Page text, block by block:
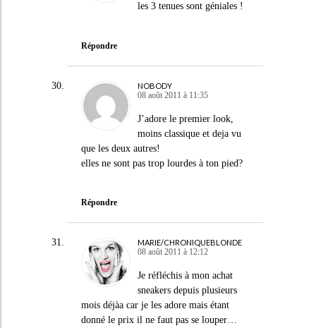
les 3 tenues sont géniales !
Répondre
NOBODY
08 août 2011 à 11:35
J’adore le premier look,
moins classique et deja vu
que les deux autres!
elles ne sont pas trop lourdes à ton pied?
Répondre
MARIE/CHRONIQUEBLONDE
08 août 2011 à 12:12
Je réfléchis à mon achat
sneakers depuis plusieurs
mois déjàa car je les adore mais étant
donné le prix il ne faut pas se louper…